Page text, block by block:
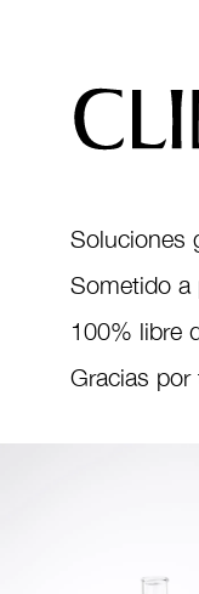
Soluciones
Sometido a
100% libre
Gracias por